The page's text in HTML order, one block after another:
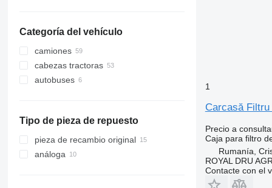
Categoría del vehículo
camiones
cabezas tractoras
autobuses
Tipo de pieza de repuesto
pieza de recambio original
análoga
1
Carcasă
Precio a
Caja para filtro
Rumanía,
ROYAL DRU
Contacte con el